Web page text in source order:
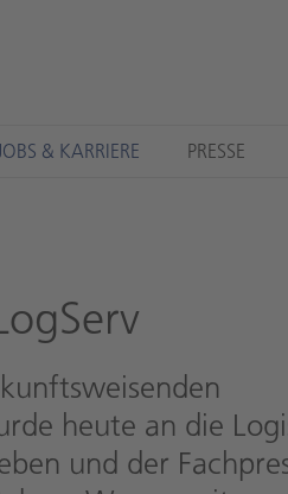
JOBS & KARRIERE PRESSE
heute an die
und der